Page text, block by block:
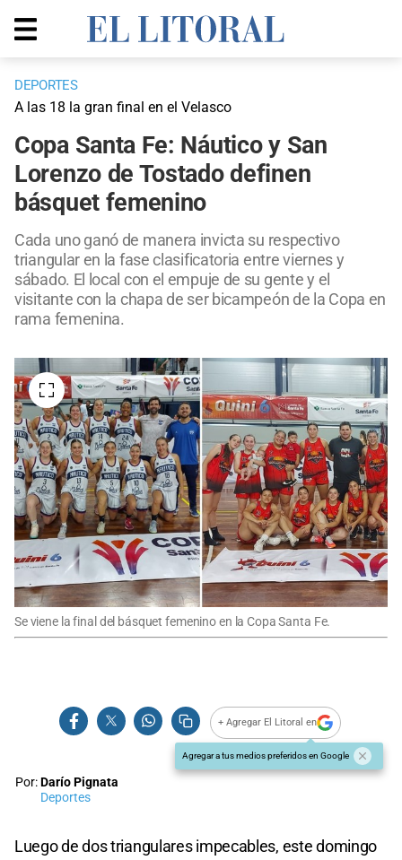
DEPORTES
A las 18 la gran final en el Velasco
Copa Santa Fe: Náutico y San
Lorenzo de Tostado definen
básquet femenino
Cada uno ganó de manera invicta su respectivo
triangular en la fase clasificatoria entre viernes y
sábado. El local con el empuje de su gente y el
visitante con la chapa de ser bicampeón de la Copa en
rama femenina.
Se viene la final del básquet femenino en la Copa Santa Fe.
+ Agregar El Litoral en
Agregar a tus medios preferidos en Google
Por:Darío Pignata
Deportes
Luego de dos triangulares impecables, este domingo